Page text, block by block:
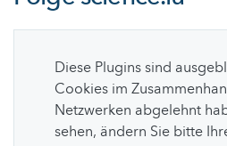
Diese Plugins sind
Cookies im
Netzwerken abgelehnt
sehen, ändern Sie bitte